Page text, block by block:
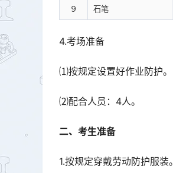
９ 石笔
4.考场准备
⑴按规定设置好作业防护。
⑵配合人员：4人。
二、考生准备
1.按规定穿戴劳动防护服装。